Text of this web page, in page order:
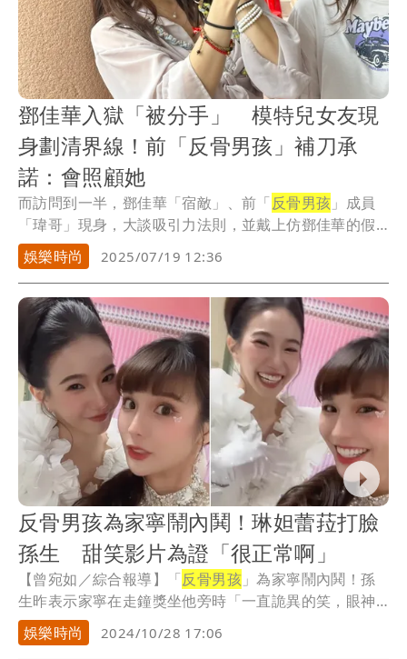
鄧佳華入獄「被分手」 模特兒女友現
身劃清界線！前「反骨男孩」補刀承
諾：會照顧她
而訪問到一半，鄧佳華「宿敵」、前「反骨男孩 」成員
「瑋哥」現身，大談吸引力法則，並戴上仿鄧佳華的假
暴牙...
娛樂時尚 2025/07/19 12:36
反骨男孩為家寧鬧內鬨！琳妲蕾菈打臉
孫生 甜笑影片為證「很正常啊」
【曾宛如／綜合報導】「反骨男孩 」為家寧鬧內鬨！孫
生昨表示家寧在走鐘獎坐他旁時「一直詭異的笑，眼神
跟表...
娛樂時尚 2024/10/28 17:06